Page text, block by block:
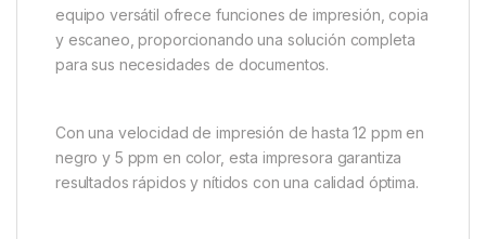
equipo versátil ofrece funciones de impresión, copia
y escaneo, proporcionando una solución completa
para sus necesidades de documentos.
Con una velocidad de impresión de hasta 12 ppm en
negro y 5 ppm en color, esta impresora garantiza
resultados rápidos y nítidos con una calidad óptima.